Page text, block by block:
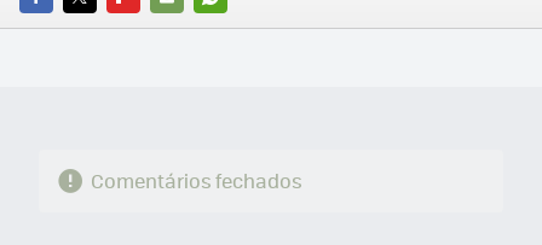
FACEBOOK
TWITTERFLIPBOARD
E-
WHATSAPP
Comentários fechados